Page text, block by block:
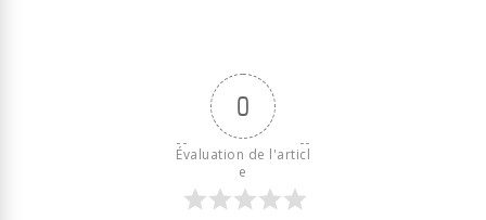
0
Évaluation de l'articl
e